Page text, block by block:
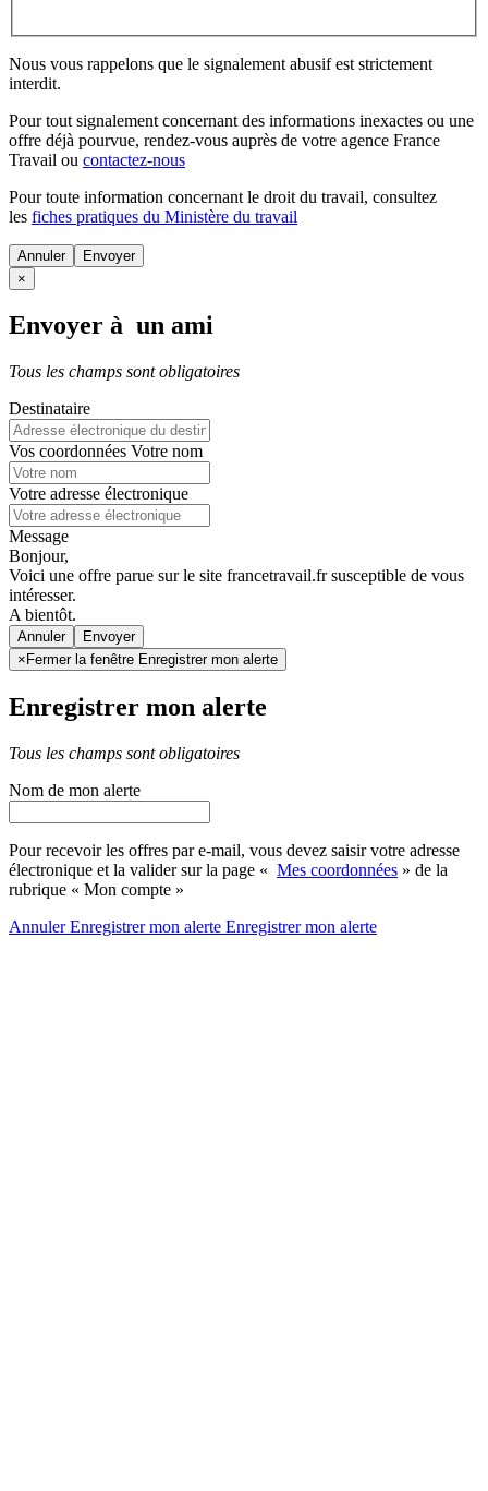
Nous vous rappelons que le signalement abusif est strictement
interdit.
Pour tout signalement concernant des informations inexactes ou une
offre déjà pourvue, rendez-vous auprès de votre agence France
Travail ou contactez-nous
Pour toute information concernant le droit du travail, consultez
les fiches pratiques du Ministère du travail
Annuler
×
Envoyer à un ami
Tous les champs sont obligatoires
Destinataire
Vos coordonnées Votre nom
Votre adresse électronique
Message
Bonjour,
Voici une offre parue sur le site francetravail.fr susceptible de vous
intéresser.
A bientôt.
Annuler
× Fermer la fenêtre Enregistrer mon alerte
Enregistrer mon alerte
Tous les champs sont obligatoires
Nom de mon alerte
Pour recevoir les offres par e-mail, vous devez saisir votre adresse
électronique et la valider sur la page « Mes coordonnées » de la
rubrique « Mon compte »
AnnulerEnregistrer mon alerte Enregistrermon alerte